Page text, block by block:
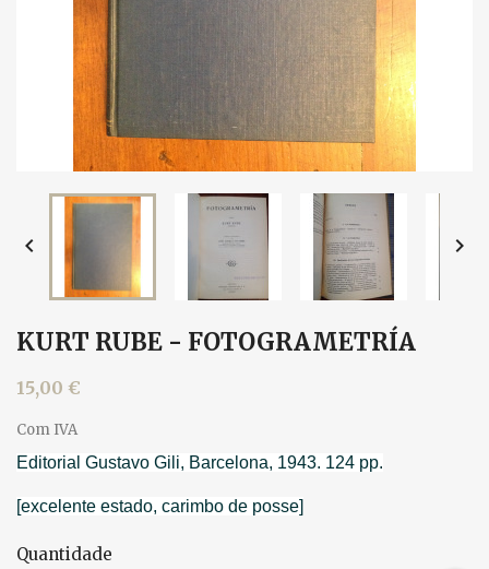
 
KURT RUBE - FOTOGRAMETRÍA
15,00 €
Com IVA
Editorial Gustavo Gili, Barcelona, 1943. 124 pp.
[excelente estado, carimbo de posse]
Quantidade